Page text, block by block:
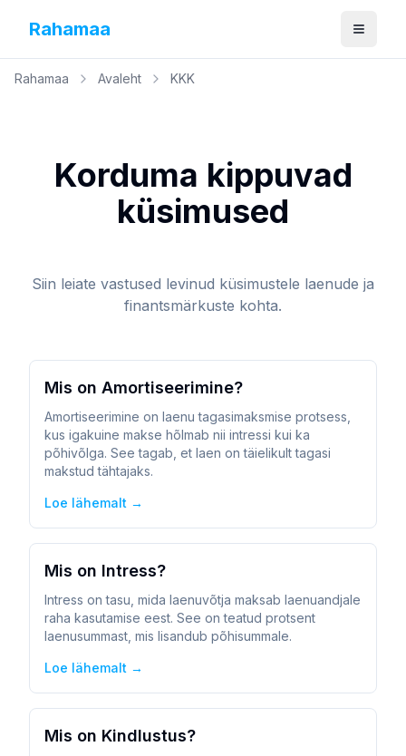
Rahamaa Ava
Rahamaa Avaleht KKK
Korduma kippuvad
küsimused
Siin leiate vastused levinud küsimustele laenude ja
finantsmärkuste kohta.
Mis on Amortiseerimine?
Amortiseerimine on laenu tagasimaksmise protsess,
kus igakuine makse hõlmab nii intressi kui ka
põhivõlga. See tagab, et laen on täielikult tagasi
makstud tähtajaks.
Loe lähemalt →
Mis on Intress?
Intress on tasu, mida laenuvõtja maksab laenuandjale
raha kasutamise eest. See on teatud protsent
laenusummast, mis lisandub põhisummale.
Loe lähemalt →
Mis on Kindlustus?